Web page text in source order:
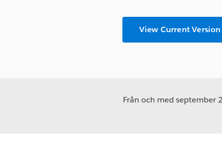
View Current Version
Från och med september